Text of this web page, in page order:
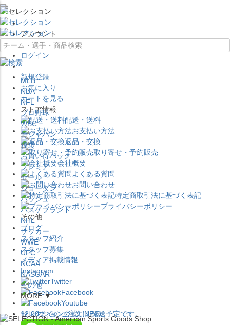
×
アカウント
ログイン
新規登録
お気に入り
カートを見る
ストア情報
配送・送料
お支払い方法
返品・交換
取り寄せ・予約販売
会社概要
よくある質問
お問い合わせ
特定商取引法に基づく表記
プライバシーポリシー
その他
ブログ
スタッフ紹介
スタッフ募集
メディア掲載情報
Instagram
Twitter
Facebook
Youtube
セレクション公式LINE@
MLB
NBA
NFL
プロ野球
WBC
侍ジャパン
福袋
お買い得パック
プレミア
セール
ジョーダン
バッシュ
バスケブランド
NHL
サッカー
WWE
UFC
NCAA
NASCAR
その他
MORE ▼
12:00までのご注文は発送予定です。